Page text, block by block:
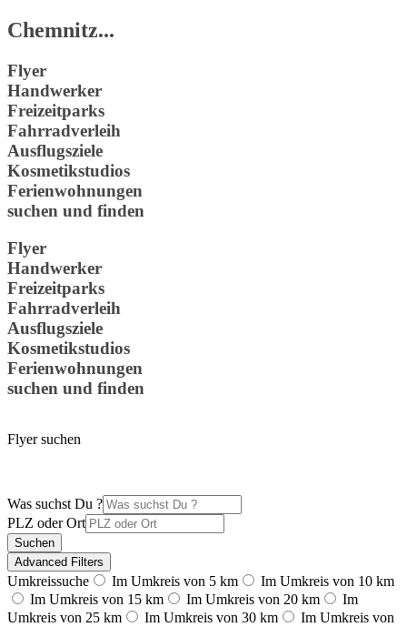
Chemnitz...
Flyer
Handwerker
Freizeitparks
Fahrradverleih
Ausflugsziele
Kosmetikstudios
Ferienwohnungen
suchen und finden
Flyer
Handwerker
Freizeitparks
Fahrradverleih
Ausflugsziele
Kosmetikstudios
Ferienwohnungen
suchen und finden
Flyer suchen
Was suchst Du ?
PLZ oder Ort
Suchen
Advanced Filters
Umkreissuche Im Umkreis von 5 km
Im Umkreis von 10 km
Im Umkreis von 15 km
Im Umkreis von 20 km
Im
Umkreis von 25 km
Im Umkreis von 30 km
Im Umkreis von